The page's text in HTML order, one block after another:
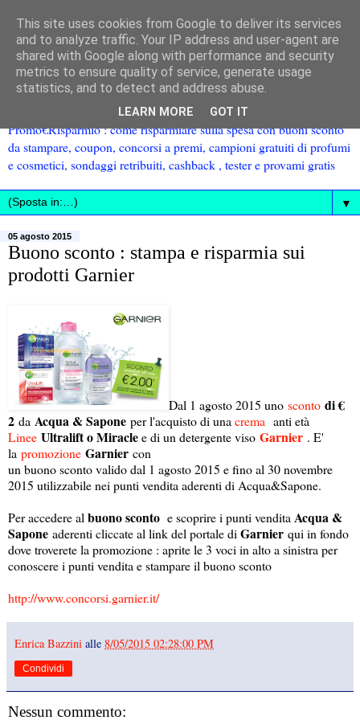
Promo€Risparmio : come risparmiare sulla spesa con buoni sconto
da stampare, coupon, concorsi a premi, campioni gratuiti di profumi
e cosmetici, sondaggi retribuiti, cashback , tester e provami gratis
▼
05 agosto 2015
Buono sconto : stampa e risparmia sui
prodotti Garnier
Dal 1 agosto 2015 uno sconto di €
2 da Acqua & Sapone per l'acquisto di una crema anti età
Linee Ultralift o Miraclee di un detergente viso Garnier . E'
la promozione Garnier con
un buono sconto valido dal 1 agosto 2015 e fino al 30 novembre
2015 utilizzabile nei punti vendita aderenti di Acqua&Sapone.
Per accedere al buono sconto e scoprire i punti vendita Acqua &
Sapone aderenti cliccate al link del portale di Garnier qui in fondo
dove troverete la promozione : aprite le 3 voci in alto a sinistra per
conoscere i punti vendita e stampare il buono sconto
http://www.concorsi.garnier.it/
Enrica Bazzini alle 8/05/2015 02:28:00 PM
Condividi
Nessun commento:
This site uses cookies from Google to deliver its services
and to analyze traffic. Your IP address and user-agent are
shared with Google along with performance and security
metrics to ensure quality of service, generate usage
statistics, and to detect and address abuse.
LEARN MORE GOT IT